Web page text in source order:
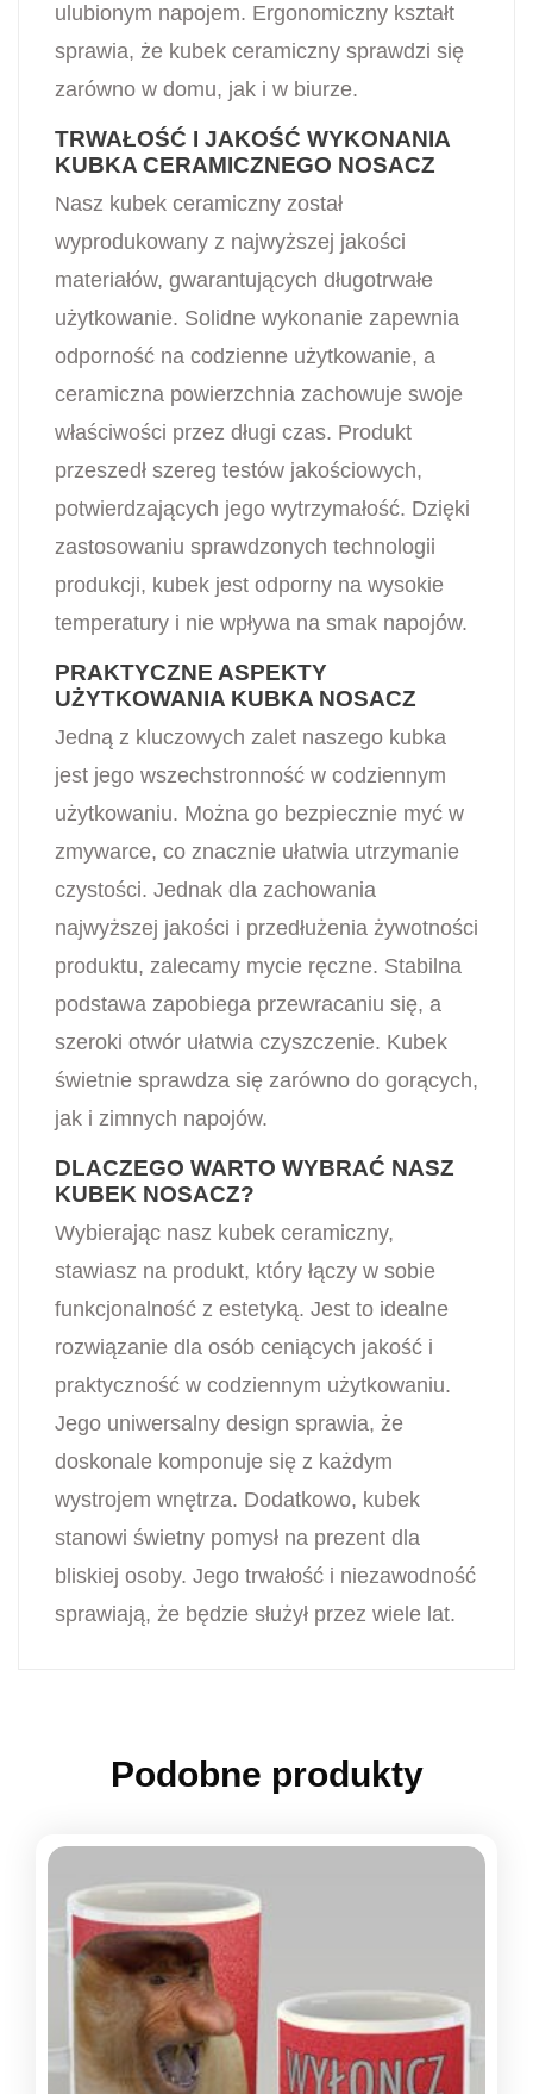
ulubionym napojem. Ergonomiczny kształt
sprawia, że kubek ceramiczny sprawdzi się
zarówno w domu, jak i w biurze.
TRWAŁOŚĆ I JAKOŚĆ WYKONANIA
KUBKA CERAMICZNEGO NOSACZ
Nasz kubek ceramiczny został
wyprodukowany z najwyższej jakości
materiałów, gwarantujących długotrwałe
użytkowanie. Solidne wykonanie zapewnia
odporność na codzienne użytkowanie, a
ceramiczna powierzchnia zachowuje swoje
właściwości przez długi czas. Produkt
przeszedł szereg testów jakościowych,
potwierdzających jego wytrzymałość. Dzięki
zastosowaniu sprawdzonych technologii
produkcji, kubek jest odporny na wysokie
temperatury i nie wpływa na smak napojów.
PRAKTYCZNE ASPEKTY
UŻYTKOWANIA KUBKA NOSACZ
Jedną z kluczowych zalet naszego kubka
jest jego wszechstronność w codziennym
użytkowaniu. Można go bezpiecznie myć w
zmywarce, co znacznie ułatwia utrzymanie
czystości. Jednak dla zachowania
najwyższej jakości i przedłużenia żywotności
produktu, zalecamy mycie ręczne. Stabilna
podstawa zapobiega przewracaniu się, a
szeroki otwór ułatwia czyszczenie. Kubek
świetnie sprawdza się zarówno do gorących,
jak i zimnych napojów.
DLACZEGO WARTO WYBRAĆ NASZ
KUBEK NOSACZ?
Wybierając nasz kubek ceramiczny,
stawiasz na produkt, który łączy w sobie
funkcjonalność z estetyką. Jest to idealne
rozwiązanie dla osób ceniących jakość i
praktyczność w codziennym użytkowaniu.
Jego uniwersalny design sprawia, że
doskonale komponuje się z każdym
wystrojem wnętrza. Dodatkowo, kubek
stanowi świetny pomysł na prezent dla
bliskiej osoby. Jego trwałość i niezawodność
sprawiają, że będzie służył przez wiele lat.
Podobne produkty